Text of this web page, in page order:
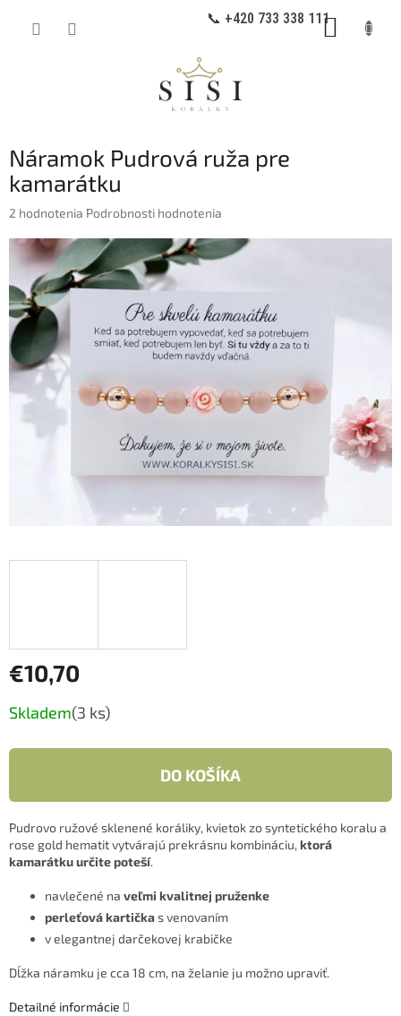
📞 +420 733 338 111
Náramok Pudrová ruža pre
kamarátku
Priemerné
produktu
z
5
hviezdičiek.
2 hodnotenia Podrobnosti hodnotenia
€10,70
Jednotková
cena:
Skladem(3 ks)
DO KOŠÍKA
Pudrovo ružové sklenené koráliky, kvietok zo syntetického koralu a
rose gold hematit vytvárajú prekrásnu kombináciu,ktorá
kamarátku určite poteší.
navlečené na veľmi kvalitnej pruženke
perleťová kartičkas venovaním
v elegantnej darčekovej krabičke
Dĺžka náramku je cca 18 cm, na želanie ju možno upraviť.
Detailné informácie